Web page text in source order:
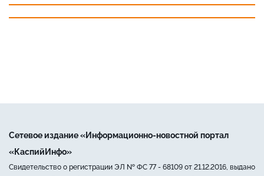
Сетевое издание «Информационно-новостной портал
«КаспийИнфо»
Свидетельство о регистрации ЭЛ № ФС 77 - 68109 от 21.12.2016, выдано